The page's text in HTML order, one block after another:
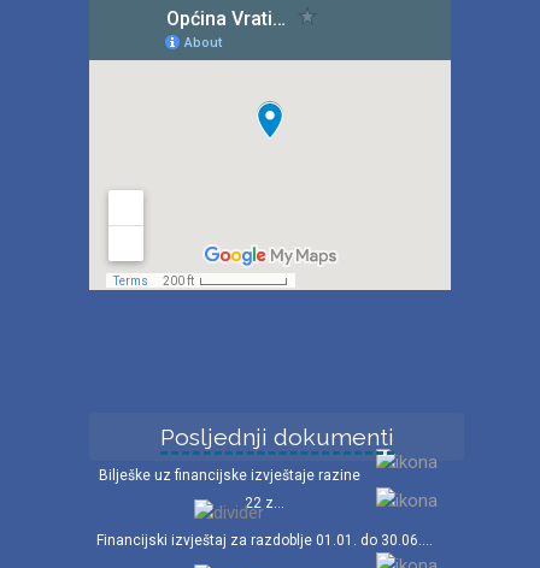
Posljednji dokumenti
Bilješke uz financijske izvještaje razine
22 z...
Financijski izvještaj za razdoblje 01.01. do 30.06....